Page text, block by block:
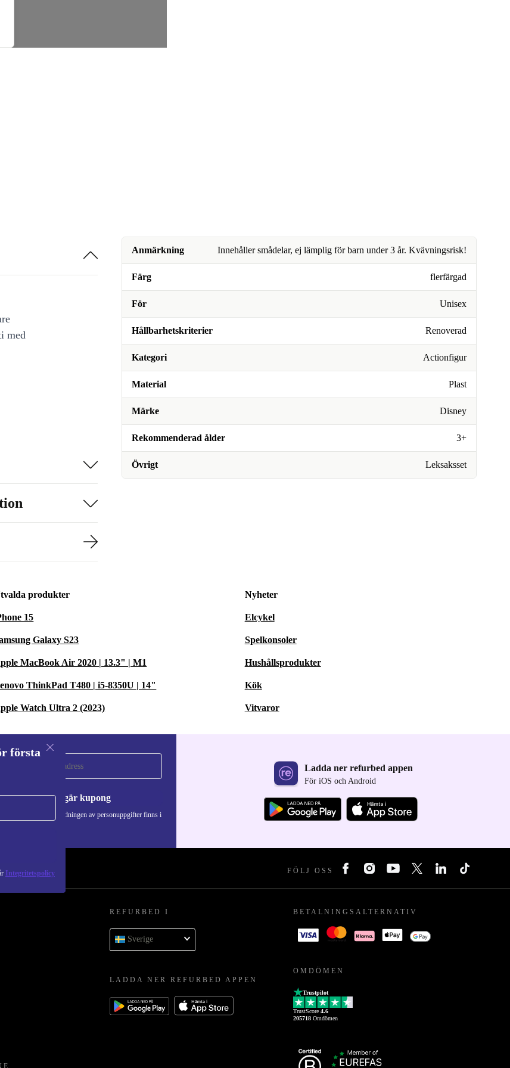
Anmärkning Innehåller smådelar, ej lämplig för barn under 3 år. Kvävningsrisk!
Färg flerfärgad
För Unisex
Hållbarhetskriterier Renoverad
Kategori Actionfigur
Material Plast
Märke Disney
Rekommenderad ålder 3+
Övrigt Leksaksset
med
produkter
15
Galaxy S23
MacBook Air 2020 | 13.3" | M1
ThinkPad T480 | i5-8350U | 14"
Watch Ultra 2 (2023)
Nyheter
Elcykel
Spelkonsoler
Hushållsprodukter
Kök
Vitvaror
första
Integritetspolicy
Begär kupong
Information om användningen av personuppgifter finns i
Ladda ner refurbed appen
För iOS och Android
FÖLJ OSS
REFURBED I
Sverige
LADDA NER REFURBED APPEN
BETALNINGSALTERNATIV
OMDÖMEN
Trustpilot
TrustScore 4.6
205718 Omdömen